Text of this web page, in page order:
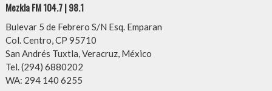
Mezkla FM 104.7 | 98.1
Bulevar 5 de Febrero S/N Esq. Emparan
Col. Centro, CP 95710
San Andrés Tuxtla, Veracruz, México
Tel. (294) 6880202
WA: 294 140 6255